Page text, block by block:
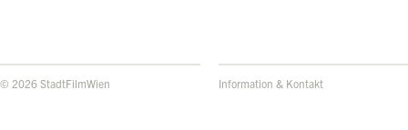
© 2026 StadtFilmWien Information & Kontakt